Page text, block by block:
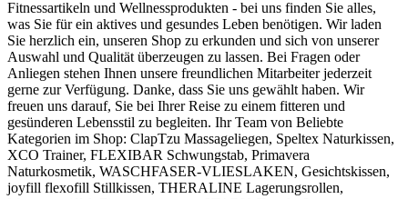
Fitnessartikeln und Wellnessprodukten - bei uns finden Sie alles,
was Sie für ein aktives und gesundes Leben benötigen. Wir laden
Sie herzlich ein, unseren Shop zu erkunden und sich von unserer
Auswahl und Qualität überzeugen zu lassen. Bei Fragen oder
Anliegen stehen Ihnen unsere freundlichen Mitarbeiter jederzeit
gerne zur Verfügung. Danke, dass Sie uns gewählt haben. Wir
freuen uns darauf, Sie bei Ihrer Reise zu einem fitteren und
gesünderen Lebensstil zu begleiten. Ihr Team von Beliebte
Kategorien im Shop: ClapTzu Massageliegen, Speltex Naturkissen,
XCO Trainer, FLEXIBAR Schwungstab, Primavera
Naturkosmetik, WASCHFASER-VLIESLAKEN, Gesichtskissen,
joyfill flexofill Stillkissen, THERALINE Lagerungsrollen,